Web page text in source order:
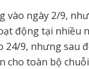
vào ngày 2/9,
động tại nhiều
24/9, nhưng sau
cho toàn bộ